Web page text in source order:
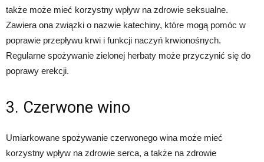
także może mieć korzystny wpływ na zdrowie seksualne.
Zawiera ona związki o nazwie katechiny, które mogą pomóc w
poprawie przepływu krwi i funkcji naczyń krwionośnych.
Regularne spożywanie zielonej herbaty może przyczynić się do
poprawy erekcji.
3. Czerwone wino
Umiarkowane spożywanie czerwonego wina może mieć
korzystny wpływ na zdrowie serca, a także na zdrowie